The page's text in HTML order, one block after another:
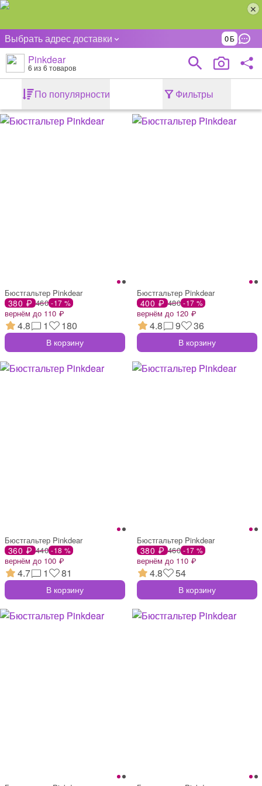
Выбрать адрес доставки 0
Pinkdear
6 из 6 товаров
По популярности Фильтры
Бюстгальтер Pinkdear
380 ₽ 460 -17 %
вернём до 110 ₽
4.8 1 180
В корзину
Бюстгальтер Pinkdear
400 ₽ 480 -17 %
вернём до 120 ₽
4.8 9 36
В корзину
Бюстгальтер Pinkdear
360 ₽ 440 -18 %
вернём до 100 ₽
4.7 1 81
В корзину
Бюстгальтер Pinkdear
380 ₽ 460 -17 %
вернём до 110 ₽
4.8 54
В корзину